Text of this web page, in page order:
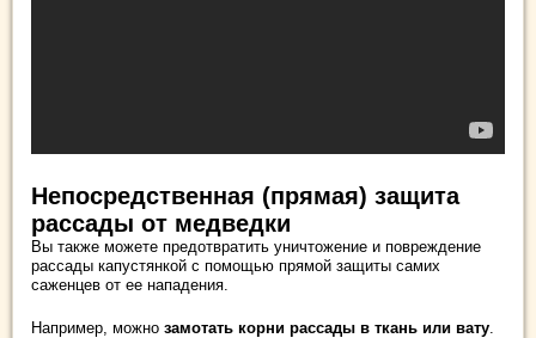
Непосредственная (прямая) защита
рассады от медведки
Вы также можете предотвратить уничтожение и повреждение
рассады капустянкой с помощью прямой защиты самих
саженцев от ее нападения.
Например, можно замотать корни рассады в ткань или вату.